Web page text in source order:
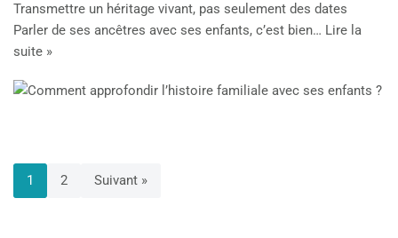
Transmettre un héritage vivant, pas seulement des dates
Parler de ses ancêtres avec ses enfants, c’est bien… Lire la
suite »
1 2 Suivant »